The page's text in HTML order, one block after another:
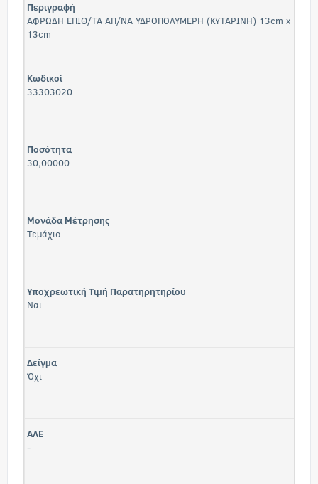
Περιγραφή
ΑΦΡΩΔΗ ΕΠΙΘ/ΤΑ ΑΠ/ΝΑ ΥΔΡΟΠΟΛΥΜΕΡΗ (ΚΥΤΑΡΙΝΗ) 13cm x
13cm
Κωδικοί
33303020
Ποσότητα
30,00000
Μονάδα Μέτρησης
Τεμάχιο
Υποχρεωτική Τιμή Παρατηρητηρίου
Ναι
Δείγμα
Όχι
ΑΛΕ
-